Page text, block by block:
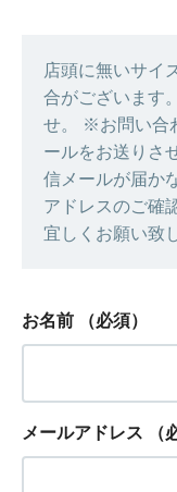
店頭に無いサイ
合がございます
せ。 ※お問い合
ールをお送りさ
信メールが届か
アドレスのご確
宜しくお願い致
お名前 （必須）
メールアドレス （